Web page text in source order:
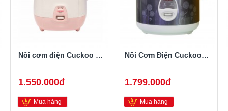
Nồi cơm điện Cuckoo CR0632 1 lít
1.550.000đ
Mua hàng
Nồi Cơm Điện Cuckoo CR1032 2 Lít
1.799.000đ
Mua hàng